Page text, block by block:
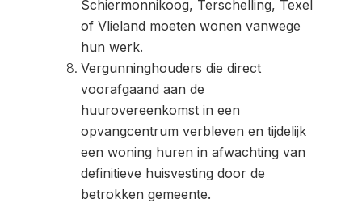
Schiermonnikoog, Terschelling, Texel
of Vlieland moeten wonen vanwege
hun werk.
Vergunninghouders die direct
voorafgaand aan de
huurovereenkomst in een
opvangcentrum verbleven en tijdelijk
een woning huren in afwachting van
definitieve huisvesting door de
betrokken gemeente.